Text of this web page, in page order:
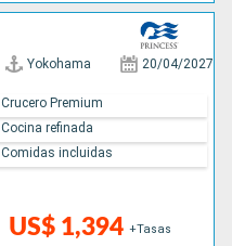
Yokohama 20/04/2027
US$ 1,394 +Tasas
Crucero Premium
Cocina refinada
Comidas incluidas